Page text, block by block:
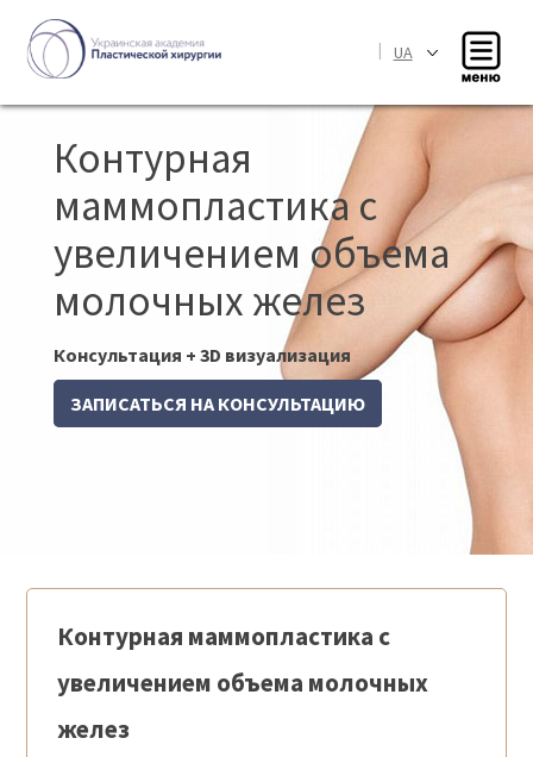
| UA
Контурная
маммопластика с
увеличением объема
молочных желез
Консультация + 3D визуализация
ЗАПИСАТЬСЯ НА КОНСУЛЬТАЦИЮ
Контурная маммопластика с
увеличением объема молочных
желез